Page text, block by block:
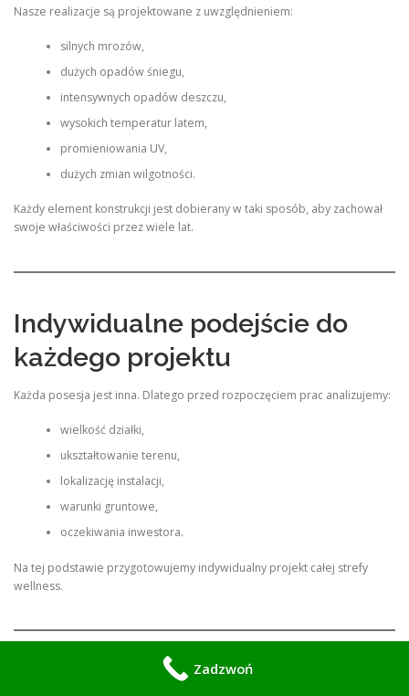
Nasze realizacje są projektowane z uwzględnieniem:
silnych mrozów,
dużych opadów śniegu,
intensywnych opadów deszczu,
wysokich temperatur latem,
promieniowania UV,
dużych zmian wilgotności.
Każdy element konstrukcji jest dobierany w taki sposób, aby zachował
swoje właściwości przez wiele lat.
Indywidualne podejście do
każdego projektu
Każda posesja jest inna. Dlatego przed rozpoczęciem prac analizujemy:
wielkość działki,
ukształtowanie terenu,
lokalizację instalacji,
warunki gruntowe,
oczekiwania inwestora.
Na tej podstawie przygotowujemy indywidualny projekt całej strefy
wellness.
Nowoczesne kompozytowe
Zadzwoń